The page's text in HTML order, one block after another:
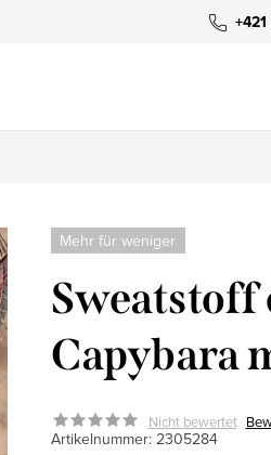
Mehr für weniger
Sweatstoff
Capybara
Nicht bewertet
Artikelnummer: 2305284